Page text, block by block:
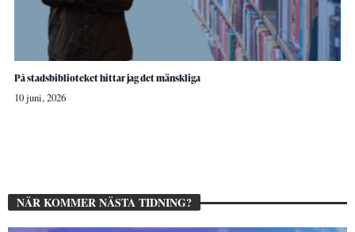
På stadsbiblioteket hittar jag det mänskliga
10 juni, 2026
NÄR KOMMER NÄSTA TIDNING?